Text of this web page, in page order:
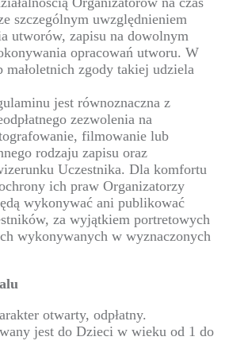
szczególnym uwzględnieniem
utworów, zapisu na dowolnym
opracowań utworu. W
małoletnich zgody takiej udziela
jest równoznaczna z
zezwolenia na
filmowanie lub
rodzaju zapisu oraz
Uczestnika. Dla komfortu
ich praw Organizatorzy
wykonywać ani publikować
za wyjątkiem portretowych
wykonywanych w wyznaczonych
otwarty, odpłatny.
jest do Dzieci w wieku od 1 do